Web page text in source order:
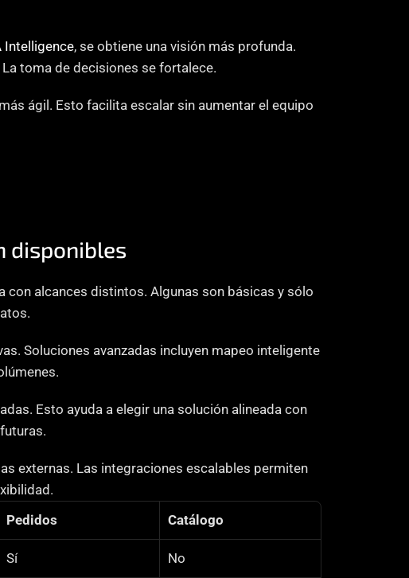
Intelligence, se obtiene una visión más profunda.
toma de decisiones se fortalece.
ágil. Esto facilita escalar sin aumentar el equipo
disponibles
con alcances distintos. Algunas son básicas y sólo
Soluciones avanzadas incluyen mapeo inteligente
Esto ayuda a elegir una solución alineada con
externas. Las integraciones escalables permiten
Pedidos Catálogo
Sí No